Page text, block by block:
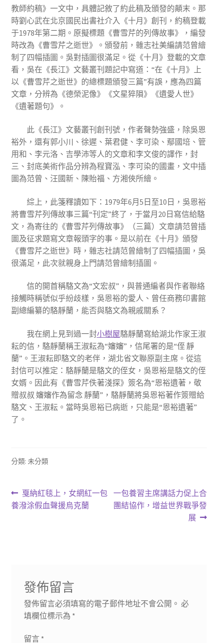
教師約稿》一文中，具體記敘了約此稿及頒發的顛末。那
時劉心武在北京國民出書社介入《十月》創刊，約稿登載
于1978年第二期。原擬標題《曹雪芹的列傳故事》，編發
時改為《曹雪芹之逝世》。頒發前，雜志社美編請范曾繪
制了四幅插圖。吳對插圖很滿足。從《十月》登載的文章
看，吳在《長江》文藝叢刊題記中寫道：“在《十月》上
以《曹雪芹之逝世》的總標題頒發三篇”有誤，應為四篇
文章，分辨為《德榮泥像》《文星猝隕》《遺愛人世》
《遺著題句》。
此《長江》文藝叢刊創刊號，作者聲勢強盛，除吳恩
裕外，還有郭小川、徐遲、葉君健、李可染、鄢國培、管
用和、李元洛、吉學沛等人的文章和李文俊的譯作，封
三、封底美術作品分辨為程寶泓、李可染的國畫，文中插
圖為范曾、汪國新、陳貽福、方湘俠所繪。
綜上，此箋釋讀如下：1979年6月5日至10日，吳恩裕
將曹雪芹列傳故事三篇“刊定”終了，于當月20日寫信給駱
文，為寄往的《曹雪芹列傳故事》（三篇）文章請范曾插
圖及征求題寫文章報頭字的事。是以前在《十月》頒發
《曹雪芹之逝世》時，雜志社請范曾繪制了四幅插圖，吳
很滿足，此次就親身上門請范曾繪制插圖。
信的開首稱駱文為“文宏叔”，與普通編者與作者聯絡
接觸時稱號似乎紛歧樣，吳恩裕的愛人、曾任商務印書館
副總編纂的駱靜蘭，能否與駱文為親戚關系？
我在網上見到過一封小樹屋駱靜蘭寫給湖北作家王淑
耘的信，駱靜蘭稱王淑耘為“嬸嬸”，信尾署的是“侄 靜
蘭”。王淑耘即駱文的老伴，湖北省文聯原副主席。從這
封信可以推定：駱靜蘭是駱文的侄女，吳恩裕是駱文的侄
女婿。因此有《曹雪芹佚著淺探》簽名為“恩裕遺著，敬
贈叔叔 嬸嬸作為留念 靜蘭”，駱靜蘭將吳恩裕著作簽贈給
駱文、王淑耘。當時吳恩裕已病逝，只能是“恩裕遺著”
了。
分類: 未分類
文
章
上
一
戛納紅毯上，女網紅一包
養潑涂假血聲援烏克蘭
下
一
一包養習主席講話力促上合
團結協作，增益世界戰爭發
展
發佈留言
發佈留言必須填寫的電子郵件地址不會公開。 必
填欄位標示為 *
留言 *